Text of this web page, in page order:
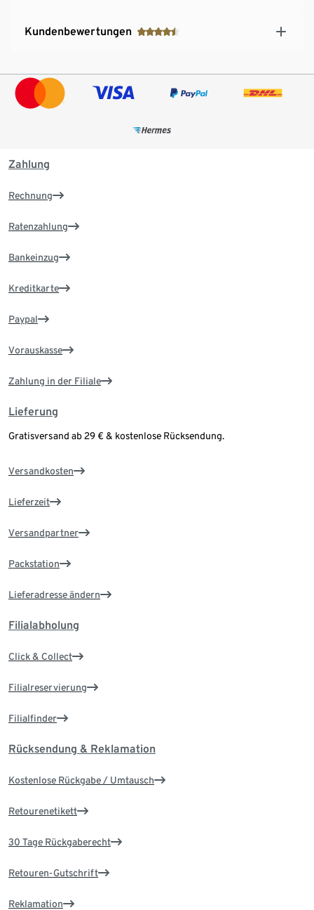
Kundenbewertungen
Zahlung
Rechnung
Ratenzahlung
Bankeinzug
Kreditkarte
Paypal
Vorauskasse
Zahlung in der Filiale
Lieferung
Gratisversand ab 29 € & kostenlose Rücksendung.
Versandkosten
Lieferzeit
Versandpartner
Packstation
Lieferadresse ändern
Filialabholung
Click & Collect
Filialreservierung
Filialfinder
Rücksendung & Reklamation
Kostenlose Rückgabe / Umtausch
Retourenetikett
30 Tage Rückgaberecht
Retouren-Gutschrift
Reklamation